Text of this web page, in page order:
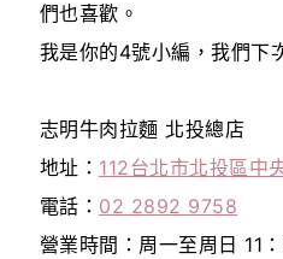
們也喜歡。
我是你的4號小編，我們下
志明牛肉拉麵 北投總店
地址： 112台北市北投區中
電話： 02 2892 9758
營業時間：周一至周日 11